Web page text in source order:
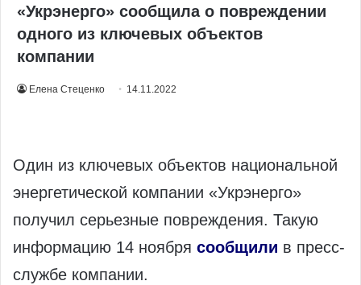
«Укрэнерго» сообщила о повреждении
одного из ключевых объектов
компании
Елена Стеценко 14.11.2022
Один из ключевых объектов национальной
энергетической компании «Укрэнерго»
получил серьезные повреждения. Такую
информацию 14 ноября сообщили в пресс-
службе компании.